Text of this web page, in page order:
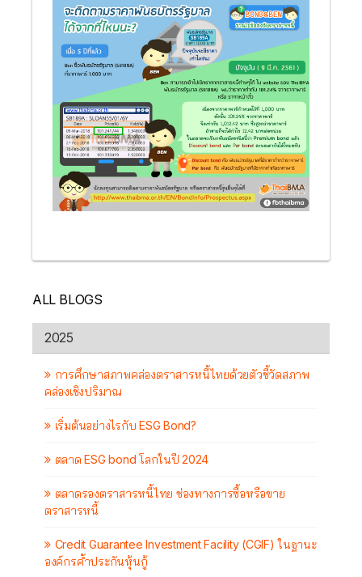
ALL BLOGS
2025
การศึกษาสภาพคล่องตราสารหนี้ไทยด้วยตัวชี้วัดสภาพ
คล่องเชิงปริมาณ
เริ่มต้นอย่างไรกับ ESG Bond?
ตลาด ESG bond โลกในปี 2024
ตลาดรองตราสารหนี้ไทย ช่องทางการซื้อหรือขาย
ตราสารหนี้
Credit Guarantee Investment Facility (CGIF) ในฐานะ
องค์กรค้ำประกันหุ้นกู้